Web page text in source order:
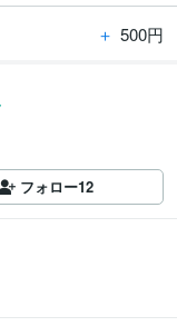
＋ 500円
フォロー12